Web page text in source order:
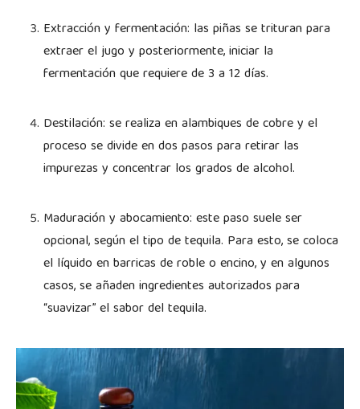
Extracción y fermentación: las piñas se trituran para
extraer el jugo y posteriormente, iniciar la
fermentación que requiere de 3 a 12 días.
Destilación: se realiza en alambiques de cobre y el
proceso se divide en dos pasos para retirar las
impurezas y concentrar los grados de alcohol.
Maduración y abocamiento: este paso suele ser
opcional, según el tipo de tequila. Para esto, se coloca
el líquido en barricas de roble o encino, y en algunos
casos, se añaden ingredientes autorizados para
“suavizar” el sabor del tequila.